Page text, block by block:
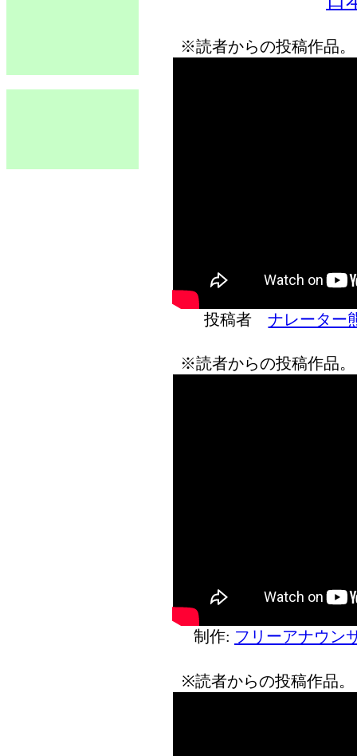
※読者からの投稿作品
投稿者ナレーター
※読者からの投稿作品
制作: フリーアナウン
※読者からの投稿作品